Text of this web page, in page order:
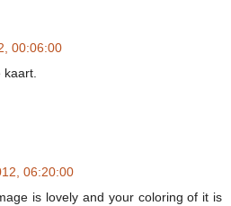
00:06:00
06:20:00
is lovely and your coloring of it is